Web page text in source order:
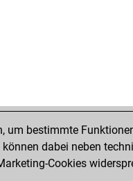
um bestimmte
dabei neben
Cookies